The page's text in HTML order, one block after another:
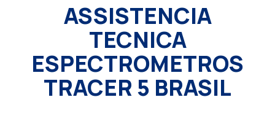
ASSISTENCIA
TECNICA
ESPECTROMETROS
TRACER 5 BRASIL